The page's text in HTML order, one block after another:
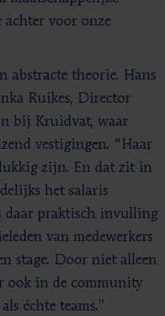
achter voor onze
abstracte theorie. Hans
Ruikes, Director
bij Kruidvat, waar
vestigingen. “Haar
zijn. En dat zit in
het salaris
daar praktisch invulling
van medewerkers
stage. Door niet alleen
ook in de community
échte teams.”